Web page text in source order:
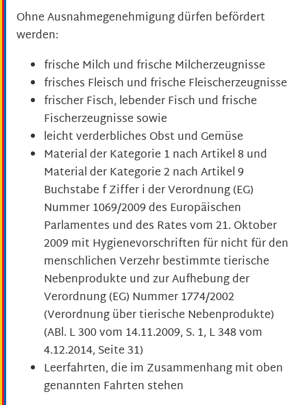
Ohne Ausnahmegenehmigung dürfen befördert
werden:
frische Milch und frische Milcherzeugnisse
frisches Fleisch und frische Fleischerzeugnisse
frischer Fisch, lebender Fisch und frische
Fischerzeugnisse sowie
leicht verderbliches Obst und Gemüse
Material der Kategorie 1 nach Artikel 8 und
Material der Kategorie 2 nach Artikel 9
Buchstabe f Ziffer i der Verordnung (EG)
Nummer 1069/2009 des Europäischen
Parlamentes und des Rates vom 21. Oktober
2009 mit Hygienevorschriften für nicht für den
menschlichen Verzehr bestimmte tierische
Nebenprodukte und zur Aufhebung der
Verordnung (EG) Nummer 1774/2002
(Verordnung über tierische Nebenprodukte)
(ABl. L 300 vom 14.11.2009, S. 1, L 348 vom
4.12.2014, Seite 31)
Leerfahrten, die im Zusammenhang mit oben
genannten Fahrten stehen